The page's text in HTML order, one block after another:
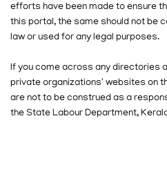
efforts have been made to ensure
this portal, the same should not be
law or used for any legal purposes.
If you come across any directories
private organizations' websites on
are not to be construed as a
the State Labour Department,